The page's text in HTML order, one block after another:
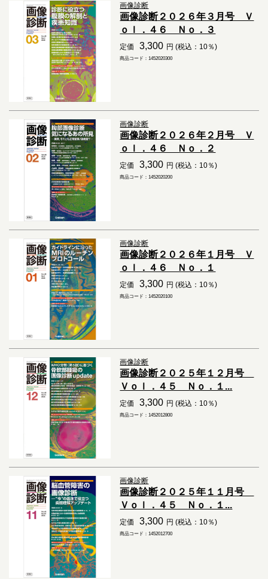
画像診断
画像診断２０２６年３月号 Ｖ
ｏｌ．４６ Ｎｏ．３
定価 3,300 円 (税込：10％)
商品コード：1452020300
画像診断
画像診断２０２６年２月号 Ｖ
ｏｌ．４６ Ｎｏ．２
定価 3,300 円 (税込：10％)
商品コード：1452020200
画像診断
画像診断２０２６年１月号 Ｖ
ｏｌ．４６ Ｎｏ．１
定価 3,300 円 (税込：10％)
商品コード：1452020100
画像診断
画像診断２０２５年１２月号
Ｖｏｌ．４５ Ｎｏ．１...
定価 3,300 円 (税込：10％)
商品コード：1452012800
画像診断
画像診断２０２５年１１月号
Ｖｏｌ．４５ Ｎｏ．１...
定価 3,300 円 (税込：10％)
商品コード：1452012700